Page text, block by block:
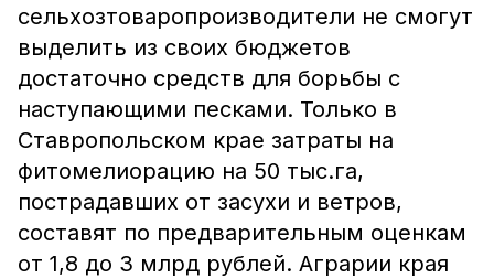
сельхозтоваропроизводители не смогут
выделить из своих бюджетов
достаточно средств для борьбы с
наступающими песками. Только в
Ставропольском крае затраты на
фитомелиорацию на 50 тыс.га,
пострадавших от засухи и ветров,
составят по предварительным оценкам
от 1,8 до 3 млрд рублей. Аграрии края